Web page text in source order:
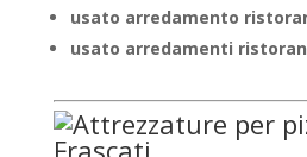
usato arredamento
usato arredamenti